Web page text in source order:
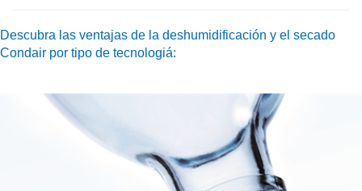
Descubra las ventajas de la deshumidificación y el secado
Condair por tipo de tecnologiá: